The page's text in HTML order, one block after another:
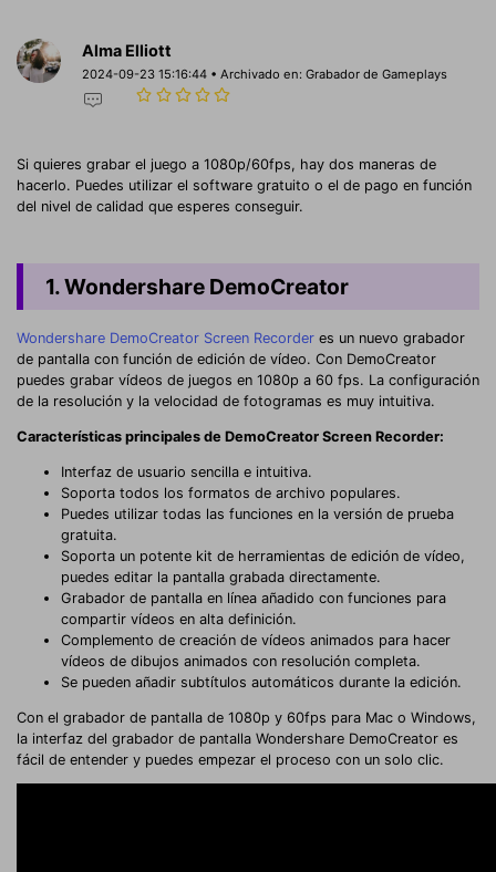
Alma Elliott
2024-09-23 15:16:44 • Archivado en:Grabador de Gameplays
Si quieres grabar el juego a 1080p/60fps, hay dos maneras de
hacerlo. Puedes utilizar el software gratuito o el de pago en función
del nivel de calidad que esperes conseguir.
1. Wondershare DemoCreator
Wondershare DemoCreator Screen Recorder es un nuevo grabador
de pantalla con función de edición de vídeo. Con DemoCreator
puedes grabar vídeos de juegos en 1080p a 60 fps. La configuración
de la resolución y la velocidad de fotogramas es muy intuitiva.
Características principales de DemoCreator Screen Recorder:
Interfaz de usuario sencilla e intuitiva.
Soporta todos los formatos de archivo populares.
Puedes utilizar todas las funciones en la versión de prueba
gratuita.
Soporta un potente kit de herramientas de edición de vídeo,
puedes editar la pantalla grabada directamente.
Grabador de pantalla en línea añadido con funciones para
compartir vídeos en alta definición.
Complemento de creación de vídeos animados para hacer
vídeos de dibujos animados con resolución completa.
Se pueden añadir subtítulos automáticos durante la edición.
Con el grabador de pantalla de 1080p y 60fps para Mac o Windows,
la interfaz del grabador de pantalla Wondershare DemoCreator es
fácil de entender y puedes empezar el proceso con un solo clic.